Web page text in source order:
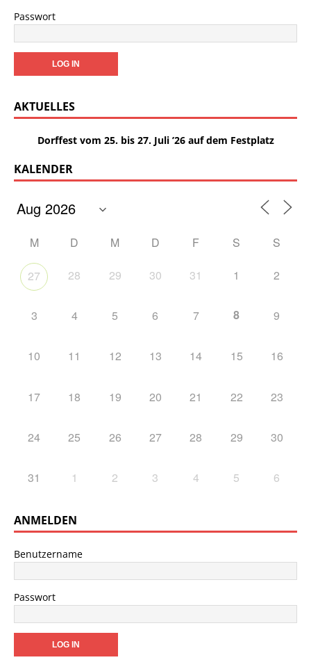
Passwort
AKTUELLES
Dorffest vom 25. bis 27. Juli ’26 auf dem Festplatz
KALENDER
M D M D F S S
27 28 29 30 31 1 2
3 4 5 6 7 8 9
10 11 12 13 14 15 16
17 18 19 20 21 22 23
24 25 26 27 28 29 30
31 1 2 3 4 5 6
ANMELDEN
Benutzername
Passwort